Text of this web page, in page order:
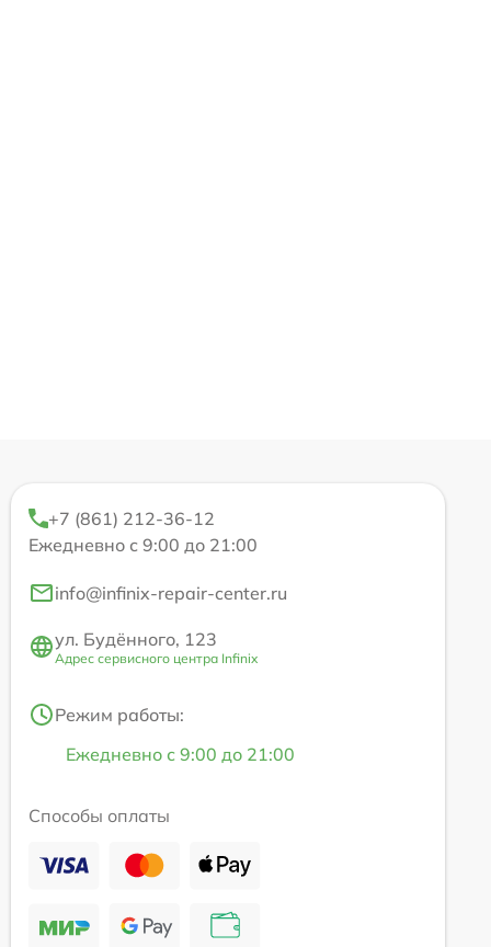
+7 (861) 212-36-12
Ежедневно с 9:00 до 21:00
info@infinix-repair-center.ru
ул. Будённого, 123
Адрес сервисного центра Infinix
Режим работы:
Ежедневно с 9:00 до 21:00
Способы оплаты